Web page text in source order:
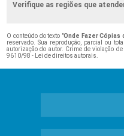
Verifique as regiões que
O conteúdo do texto "Onde Fazer Cópias
reservado. Sua reprodução, parcial ou
autorização do autor. Crime de violação
9610/98 - Lei de direitos autorais